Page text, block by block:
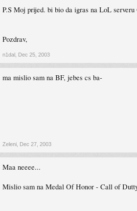
P.S Moj prijed. bi bio da igras na LoL
Pozdrav,
n1dal Dec 25, 2003
ma mislio sam na BF, jebes cs ba-
Zeleni Dec 27, 2003
Maa neeee...
Mislio sam na Medal Of Honor - Call of